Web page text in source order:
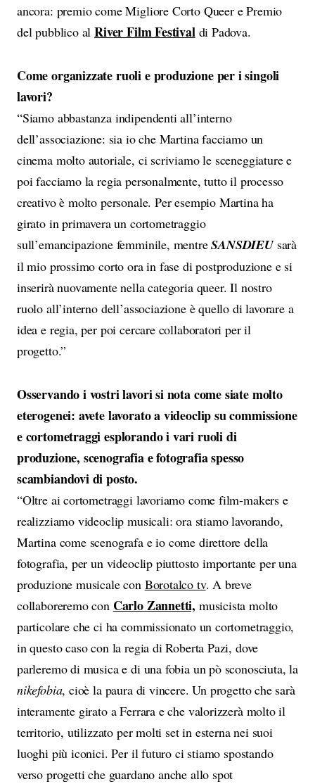
ancora: premio come Migliore Corto Queer e Premio
del pubblico alRiver Film Festival di Padova.
Come organizzate ruoli e produzione per i singoli
lavori?
“Siamo abbastanza indipendenti all’interno
dell’associazione: sia io che Martina facciamo un
cinema molto autoriale, ci scriviamo le sceneggiature e
poi facciamo la regia personalmente, tutto il processo
creativo è molto personale. Per esempio Martina ha
girato in primavera un cortometraggio
sull’emancipazione femminile, mentre SANSDIEUsarà
il mio prossimo corto ora in fase di postproduzione e si
inserirà nuovamente nella categoria queer. Il nostro
ruolo all’interno dell’associazione è quello di lavorare a
idea e regia, per poi cercare collaboratori per il
progetto.”
Osservando i vostri lavori si nota come siate molto
eterogenei: avete lavorato a videoclip su commissione
e cortometraggi esplorando i vari ruoli di
produzione, scenografia e fotografia spesso
scambiandovi di posto.
“Oltre ai cortometraggi lavoriamo come film-makers e
realizziamo videoclip musicali: ora stiamo lavorando,
Martina come scenografa e io come direttore della
fotografia, per un videoclip piuttosto importante per una
produzione musicale con Borotalco tv. A breve
collaboreremo con Carlo Zannetti, musicista molto
particolare che ci ha commissionato un cortometraggio,
in questo caso con la regia di Roberta Pazi, dove
parleremo di musica e di una fobia un pò sconosciuta, la
nikefobia, cioè la paura di vincere. Un progetto che sarà
interamente girato a Ferrara e che valorizzerà molto il
territorio, utilizzato per molti set in esterna nei suoi
luoghi più iconici. Per il futuro ci stiamo spostando
verso progetti che guardano anche allo spot